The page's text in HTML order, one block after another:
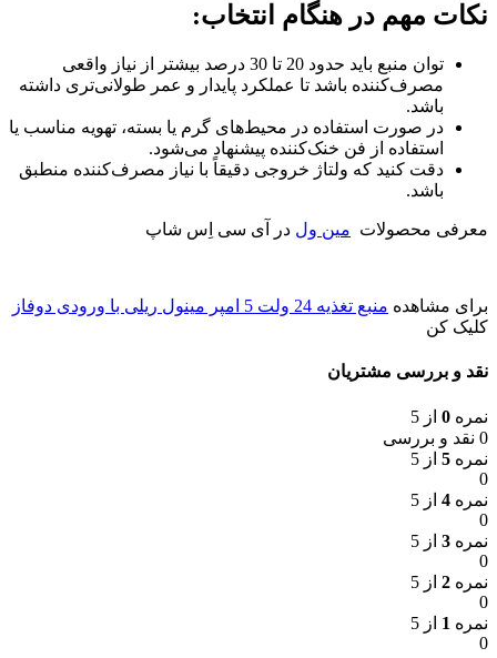
نکات مهم در هنگام انتخاب:
توان منبع باید حدود 20 تا 30 درصد بیشتر از نیاز واقعی
مصرف‌کننده باشد تا عملکرد پایدار و عمر طولانی‌تری داشته
باشد.
در صورت استفاده در محیط‌های گرم یا بسته، تهویه مناسب یا
استفاده از فن خنک‌کننده پیشنهاد می‌شود.
دقت کنید که ولتاژ خروجی دقیقاً با نیاز مصرف‌کننده منطبق
باشد.
معرفی محصولات مین ول در آی سی اِس شاپ
برای مشاهده منبع تغذیه 24 ولت 5 امپر مینول ریلی با ورودی دوفاز
کلیک کن
نقد و بررسی مشتریان
نمره 0 از 5
0 نقد و بررسی
نمره 5 از 5
0
نمره 4 از 5
0
نمره 3 از 5
0
نمره 2 از 5
0
نمره 1 از 5
0